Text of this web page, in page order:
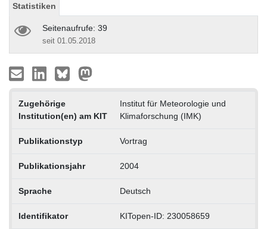
Statistiken
Seitenaufrufe: 39
seit 01.05.2018
Zugehörige
Institution(en) am KIT
Institut für Meteorologie und
Klimaforschung (IMK)
Publikationstyp Vortrag
Publikationsjahr 2004
Sprache Deutsch
Identifikator KITopen-ID: 230058659